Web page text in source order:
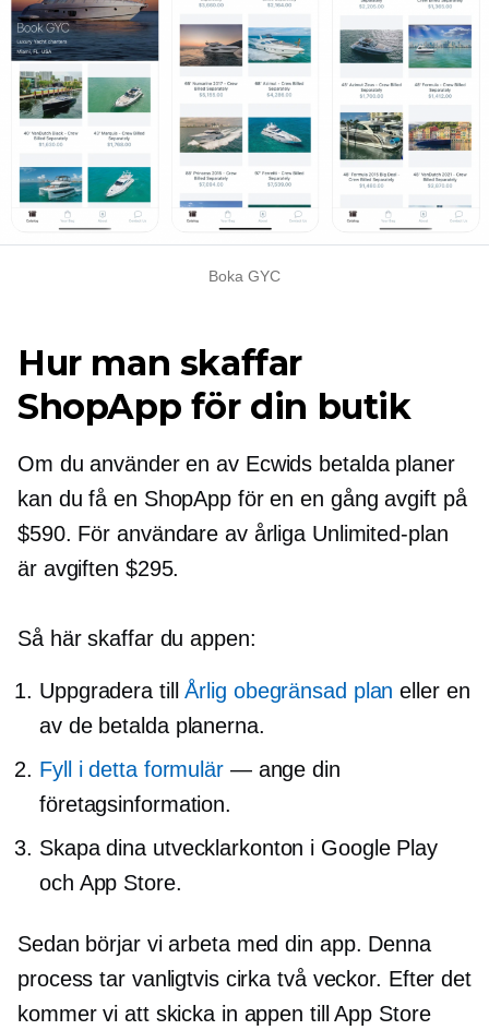
Boka GYC
Hur man skaffar
ShopApp för din butik
Om du använder en av Ecwids betalda planer
kan du få en ShopApp för enen gång avgift på
$590. För användare av årliga Unlimited-plan
är avgiften $295.
Så här skaffar du appen:
Uppgradera tillÅrlig obegränsad plan eller en
av de betalda planerna.
Fyll i detta formulär— ange din
företagsinformation.
Skapa dina utvecklarkonton i Google Play
och App Store.
Sedan börjar vi arbeta med din app. Denna
process tar vanligtvis cirka två veckor. Efter det
kommer vi att skicka in appen till App Store